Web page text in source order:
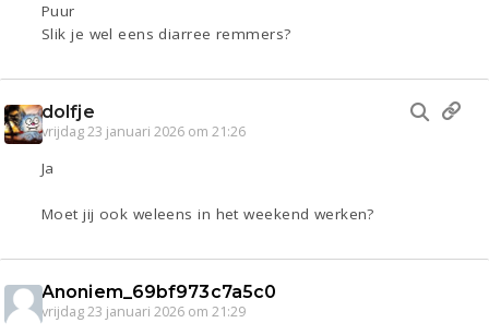
Puur
Slik je wel eens diarree remmers?
dolfje
vrijdag 23 januari 2026 om 21:26
Ja
Moet jij ook weleens in het weekend werken?
Anoniem_69bf973c7a5c0
vrijdag 23 januari 2026 om 21:29